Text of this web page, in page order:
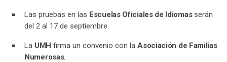
Las pruebas en las Escuelas Oficiales de Idiomasserán
del 2 al 17 de septiembre.
La UMH firma un convenio con laAsociación de Familias
Numerosas.